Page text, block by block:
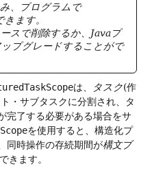
、プログラムで
きます。
スで削除するか、Javaプ
プグレードすることがで
は、 タスク(作
・サブタスクに分割され、タ
完了する必要がある場合をサ
を使用すると、構造化プ
同時操作の存続期間が構文ブ
きます。